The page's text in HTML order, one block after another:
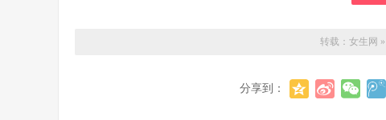
转载： 女生网 »
分享到：